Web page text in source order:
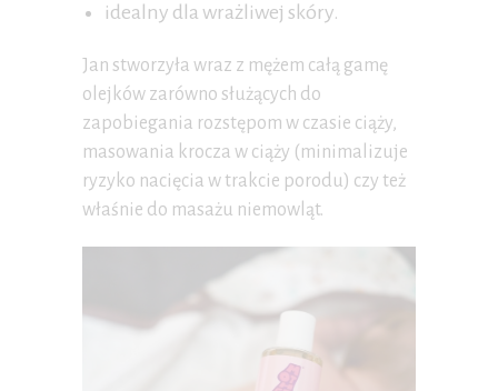
idealny dla wrażliwej skóry.
Jan stworzyła wraz z mężem całą gamę
olejków zarówno służących do
zapobiegania rozstępom w czasie ciąży,
masowania krocza w ciąży (minimalizuje
ryzyko nacięcia w trakcie porodu) czy też
właśnie do masażu niemowląt.